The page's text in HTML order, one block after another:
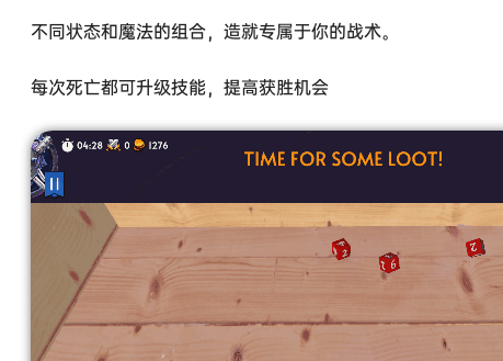
不同状态和魔法的组合，造就专属于你的战术。
每次死亡都可升级技能，提高获胜机会